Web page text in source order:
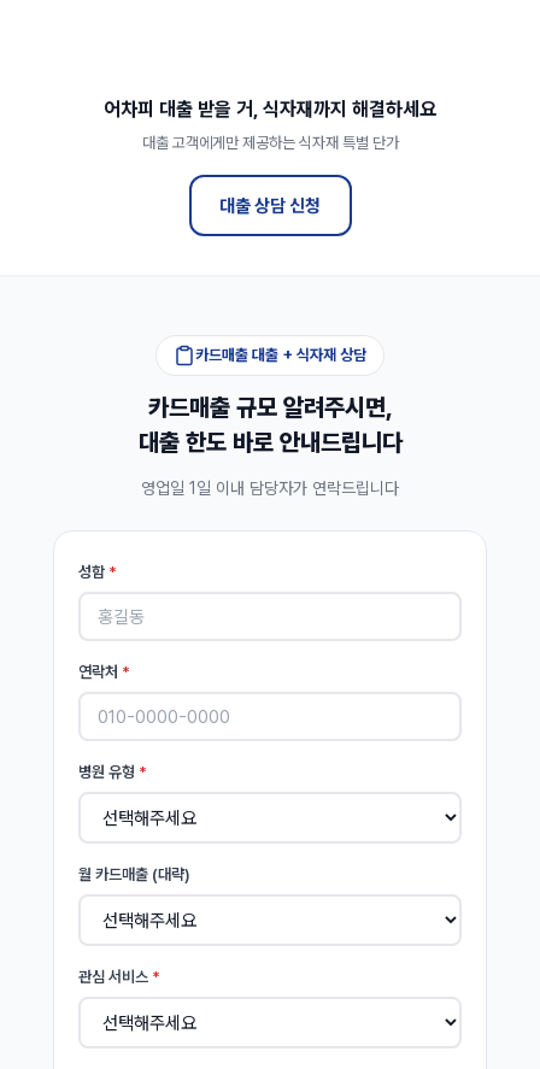
어차피 대출 받을 거, 식자재까지 해결하세요
대출 고객에게만 제공하는 식자재 특별 단가
대출 상담 신청
카드매출 대출 + 식자재 상담
카드매출 규모 알려주시면,
대출 한도 바로 안내드립니다
영업일 1일 이내 담당자가 연락드립니다
성함 *
연락처 *
병원 유형 *
월 카드매출 (대략)
관심 서비스 *